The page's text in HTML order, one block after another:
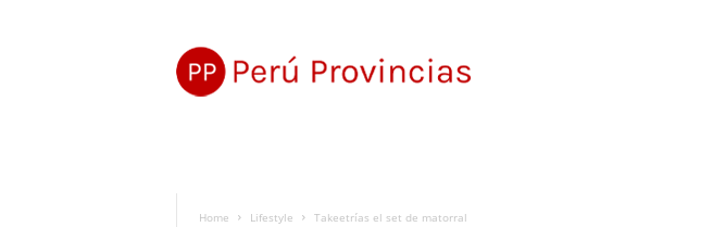
r
ú
Home Lifestyle Takeetrías el set de matorral